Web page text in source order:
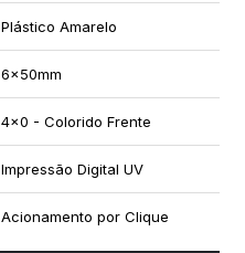
Plástico Amarelo
6x50mm
4x0 - Colorido Frente
Impressão Digital UV
Acionamento por Clique